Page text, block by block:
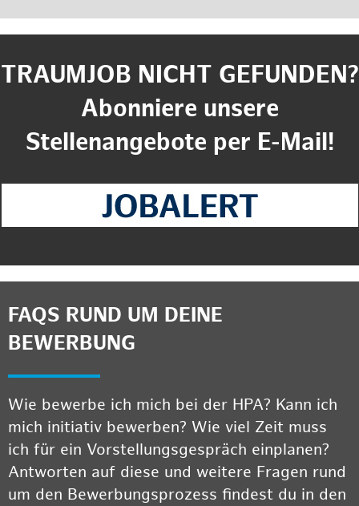
TRAUMJOB NICHT GEFUNDEN?
Abonniere unsere
Stellenangebote per E-Mail!
FAQS RUND UM DEINE
BEWERBUNG
Wie bewerbe ich mich bei der HPA? Kann ich
mich initiativ bewerben? Wie viel Zeit muss
ich für ein Vorstellungsgespräch einplanen?
Antworten auf diese und weitere Fragen rund
um den Bewerbungsprozess findest du in den